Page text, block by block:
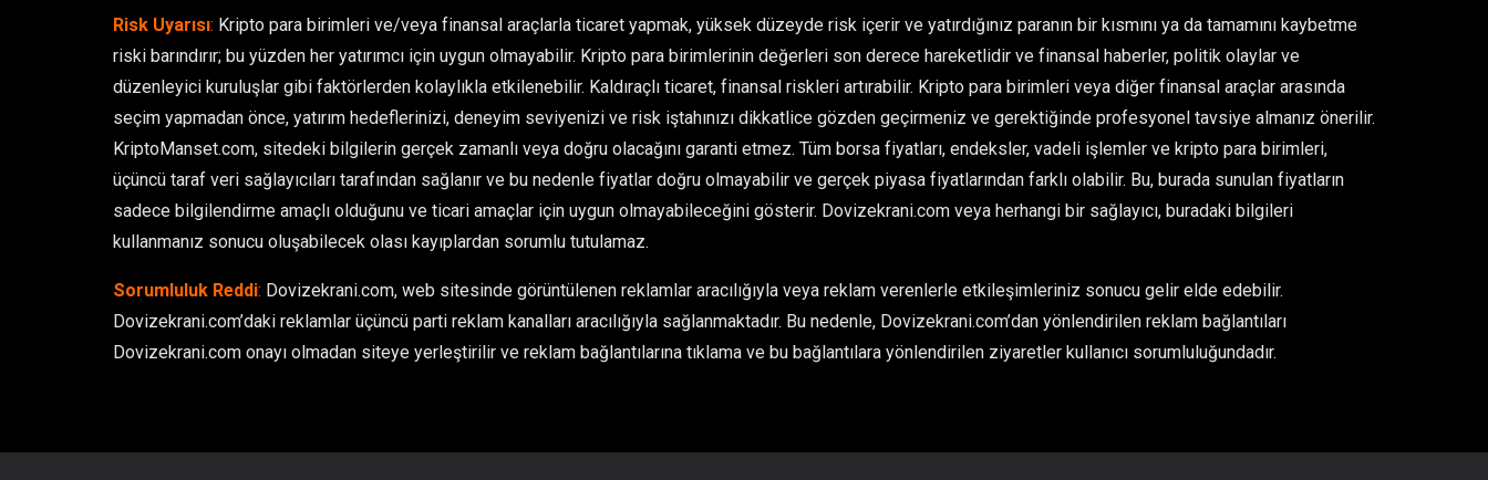
Risk Uyarısı: Kripto para birimleri ve/veya finansal araçlarla ticaret yapmak, yüksek düzeyde risk içerir ve yatırdığınız paranın bir kısmını ya da tamamını kaybetme
riski barındırır; bu yüzden her yatırımcı için uygun olmayabilir. Kripto para birimlerinin değerleri son derece hareketlidir ve finansal haberler, politik olaylar ve
düzenleyici kuruluşlar gibi faktörlerden kolaylıkla etkilenebilir. Kaldıraçlı ticaret, finansal riskleri artırabilir. Kripto para birimleri veya diğer finansal araçlar arasında
seçim yapmadan önce, yatırım hedeflerinizi, deneyim seviyenizi ve risk iştahınızı dikkatlice gözden geçirmeniz ve gerektiğinde profesyonel tavsiye almanız önerilir.
KriptoManset.com, sitedeki bilgilerin gerçek zamanlı veya doğru olacağını garanti etmez. Tüm borsa fiyatları, endeksler, vadeli işlemler ve kripto para birimleri,
üçüncü taraf veri sağlayıcıları tarafından sağlanır ve bu nedenle fiyatlar doğru olmayabilir ve gerçek piyasa fiyatlarından farklı olabilir. Bu, burada sunulan fiyatların
sadece bilgilendirme amaçlı olduğunu ve ticari amaçlar için uygun olmayabileceğini gösterir. Dovizekrani.com veya herhangi bir sağlayıcı, buradaki bilgileri
kullanmanız sonucu oluşabilecek olası kayıplardan sorumlu tutulamaz.
Sorumluluk Reddi: Dovizekrani.com, web sitesinde görüntülenen reklamlar aracılığıyla veya reklam verenlerle etkileşimleriniz sonucu gelir elde edebilir.
Dovizekrani.com’daki reklamlar üçüncü parti reklam kanalları aracılığıyla sağlanmaktadır. Bu nedenle, Dovizekrani.com’dan yönlendirilen reklam bağlantıları
Dovizekrani.com onayı olmadan siteye yerleştirilir ve reklam bağlantılarına tıklama ve bu bağlantılara yönlendirilen ziyaretler kullanıcı sorumluluğundadır.